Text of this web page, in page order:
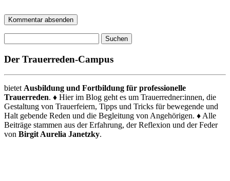
nach:
Der Trauerreden-Campus
bietetAusbildung und Fortbildung für professionelle
Trauerreden. ♦ Hier im Blog geht es um Trauerredner:innen, die
Gestaltung von Trauerfeiern, Tipps und Tricks für bewegende und
Halt gebende Reden und die Begleitung von Angehörigen. ♦ Alle
Beiträge stammen aus der Erfahrung, der Reflexion und der Feder
von Birgit Aurelia Janetzky.